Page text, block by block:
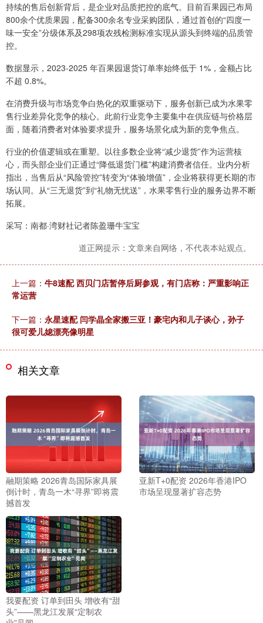
持续的售后创新背后，是企业对品质把控的底气。目前百果园已布局
800余个优质果园，配备300余名专业采购团队，通过首创的“四度一
味一安全”分级体系及298项农残检测标准实现从源头到终端的品质管
控。
数据显示，2023-2025 年百果园退货订单率始终低于 1%，金额占比
不超 0.8%。
在消费升级与市场竞争白热化的双重驱动下，服务创新已成为水果零
售行业差异化竞争的核心。此前行业竞争主要集中在供应链与价格层
面，随着消费者对体验要求提升，服务场景化成为新的竞争焦点。
行业的价值逻辑或在重塑。以往多数企业将“减少退货”作为运营核
心，而头部企业们正通过“降低退货门槛”构建消费者信任。业内分析
指出，当售后从“风险管控”转变为“体验增值”，企业将获得更长期的市
场认同。从“三无退货”到“礼物无忧送”，水果零售行业的服务边界不断
拓展。
采写：南都·湾财社记者陈盈珊牛宝宝
道正网提示：文章来自网络，不代表本站观点。
上一篇： 牛8速配 西贝门店暂停后厨参观，有门店称：严重影响正
常运营
下一篇： 永星速配 闫学晶全家搬三亚！豪宅内和儿子谈心，孙子
很可爱儿媳漂亮像明星
相关文章
融期策略 2026青岛国际家具展
倒计时，青岛一木“寻界”即将震
撼首发
亚新T+0配资 2026年香港IPO
市场呈现显著扩容态势
我要配资 订单到田头 增收有“甜
头”——黑龙江发展“定制农